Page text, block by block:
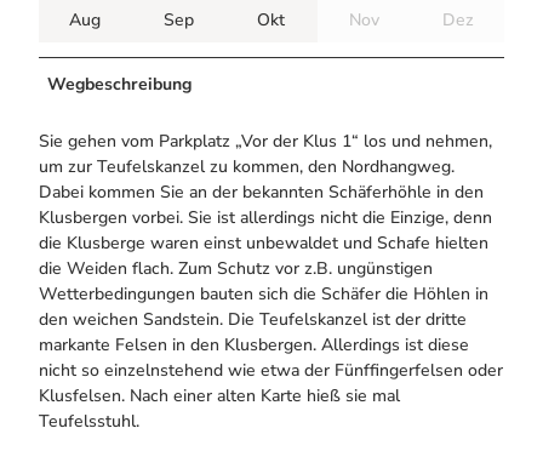
Aug Sep Okt Nov Dez
Wegbeschreibung
Sie gehen vom Parkplatz „Vor der Klus 1“ los und nehmen,
um zur Teufelskanzel zu kommen, den Nordhangweg.
Dabei kommen Sie an der bekannten Schäferhöhle in den
Klusbergen vorbei. Sie ist allerdings nicht die Einzige, denn
die Klusberge waren einst unbewaldet und Schafe hielten
die Weiden flach. Zum Schutz vor z.B. ungünstigen
Wetterbedingungen bauten sich die Schäfer die Höhlen in
den weichen Sandstein. Die Teufelskanzel ist der dritte
markante Felsen in den Klusbergen. Allerdings ist diese
nicht so einzelnstehend wie etwa der Fünffingerfelsen oder
Klusfelsen. Nach einer alten Karte hieß sie mal
Teufelsstuhl.